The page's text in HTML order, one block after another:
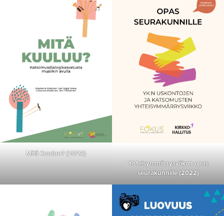
Mitä Kuuluu? (2023)
Yhteisymmärrysviikon opas
seurakunnille (2022)